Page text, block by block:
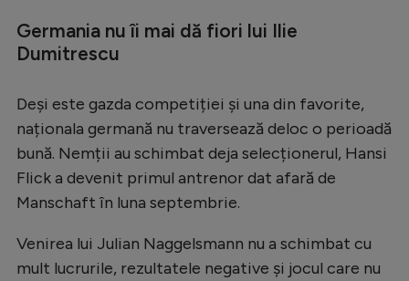
EURO 2024
Clasamente
Tenis
Handbal
Natație
Germania nu îi mai dă fiori lui Ilie
Dumitrescu
Deși este gazda competiției și una din favorite,
naționala germană nu traversează deloc o perioadă
bună. Nemții au schimbat deja selecționerul, Hansi
Flick a devenit primul antrenor dat afară de
Manschaft în luna septembrie.
Venirea lui Julian Naggelsmann nu a schimbat cu
mult lucrurile, rezultatele negative și jocul care nu